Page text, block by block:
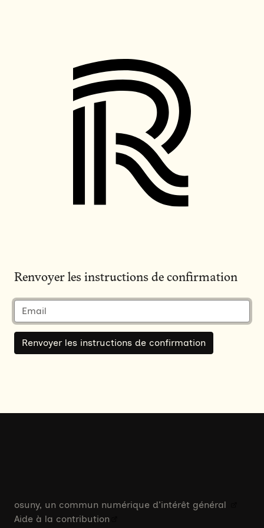
Renvoyer les instructions de confirmation
osuny, un commun numérique d’intérêt général
Aide à la contribution